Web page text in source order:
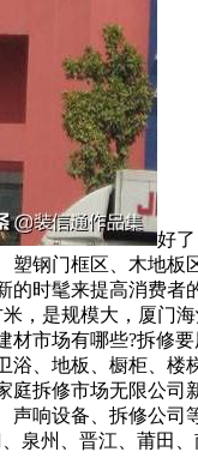
好
钢门框区、木地
时髦来提高消费
，是规模大，厦
市场有哪些?拆修
、地板、橱柜、
拆修市场无限公
响设备、拆修公
泉州、晋江、莆田